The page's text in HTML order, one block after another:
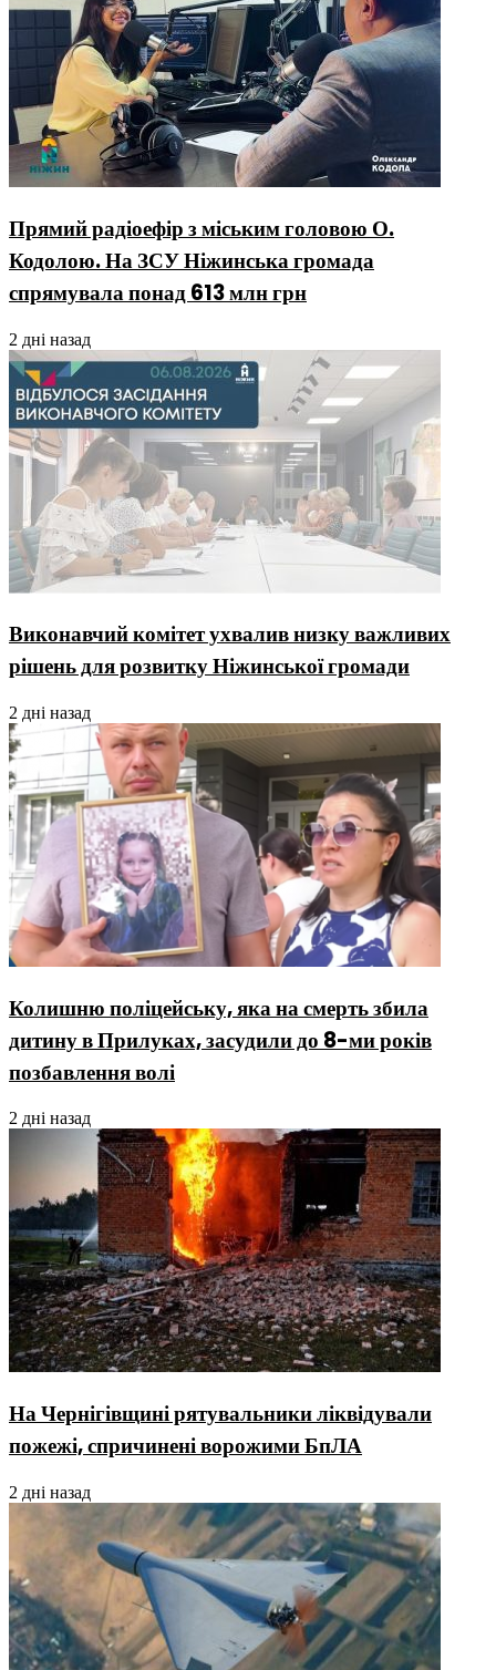
Прямий радіоефір з міським головою О.
Кодолою. На ЗСУ Ніжинська громада
спрямувала понад 613 млн грн
2 дні назад
Виконавчий комітет ухвалив низку важливих
рішень для розвитку Ніжинської громади
2 дні назад
Колишню поліцейську, яка на смерть збила
дитину в Прилуках, засудили до 8-ми років
позбавлення волі
2 дні назад
На Чернігівщині рятувальники ліквідували
пожежі, спричинені ворожими БпЛА
2 дні назад